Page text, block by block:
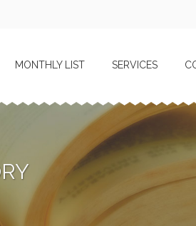
MONTHLY LIST SERVICES